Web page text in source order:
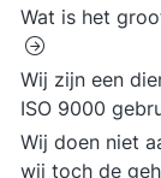
Wat is het
Wij zijn een
ISO 9000
Wij doen niet
wij toch de